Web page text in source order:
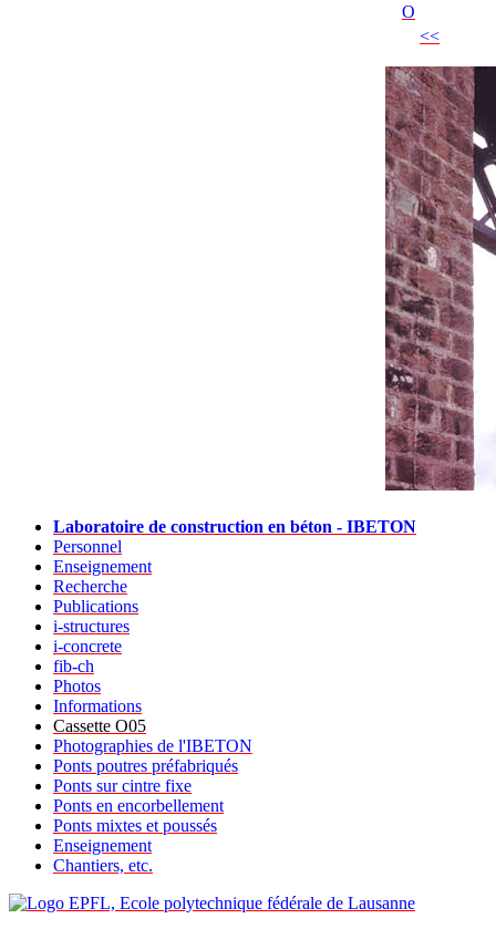
O
<<
Laboratoire de construction en béton - IBETON
Personnel
Enseignement
Recherche
Publications
i-structures
i-concrete
fib-ch
Photos
Informations
Cassette O05
Photographies de l'IBETON
Ponts poutres préfabriqués
Ponts sur cintre fixe
Ponts en encorbellement
Ponts mixtes et poussés
Enseignement
Chantiers, etc.